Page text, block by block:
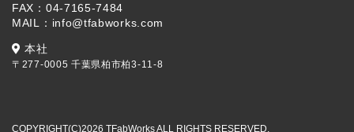
FAX：04-7165-7484
MAIL：info@tfabworks.com
本社
〒277-0005 千葉県柏市柏3-11-8
COPYRIGHT(C)2026 TFabWorks ALL RIGHTS RESERVED.